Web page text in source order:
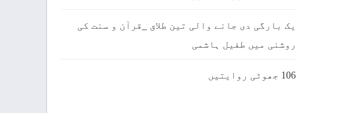
یک بارگی دی جانے والی تین طلاق _قرآن و سنت کی
روشنی میں طفیل ہاشمی
106 جھوٹی روایتیں